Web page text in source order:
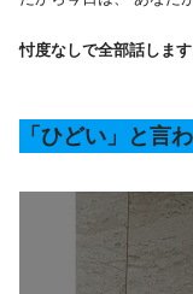
忖度なしで全部話します
「ひどい」と言